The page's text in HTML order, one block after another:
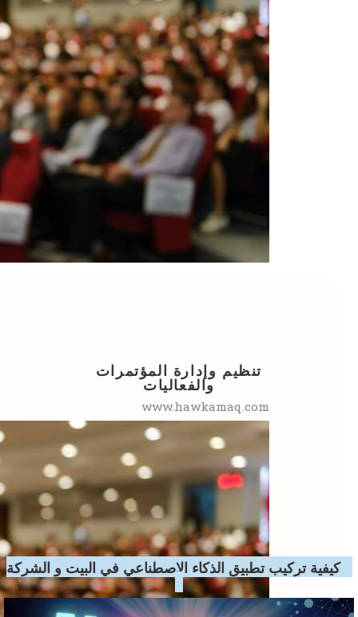
تنظيم وإدارة المؤتمرات
والفعاليات
www.hawkamaq.com
كيفية تركيب تطبيق الذكاء الاصطناعي في البيت و الشركة